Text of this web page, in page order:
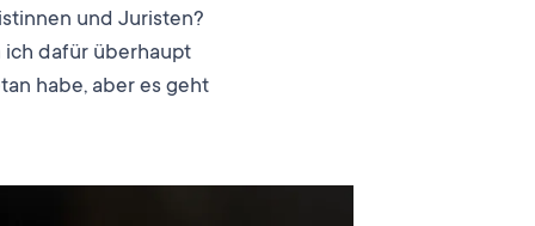
und Juristen?
ich dafür überhaupt
habe, aber es geht